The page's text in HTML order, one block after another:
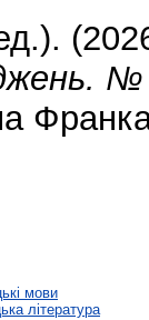
мови
література